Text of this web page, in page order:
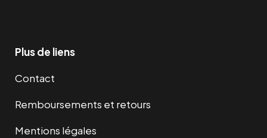
Plus de liens
Contact
Remboursements et retours
Mentions légales